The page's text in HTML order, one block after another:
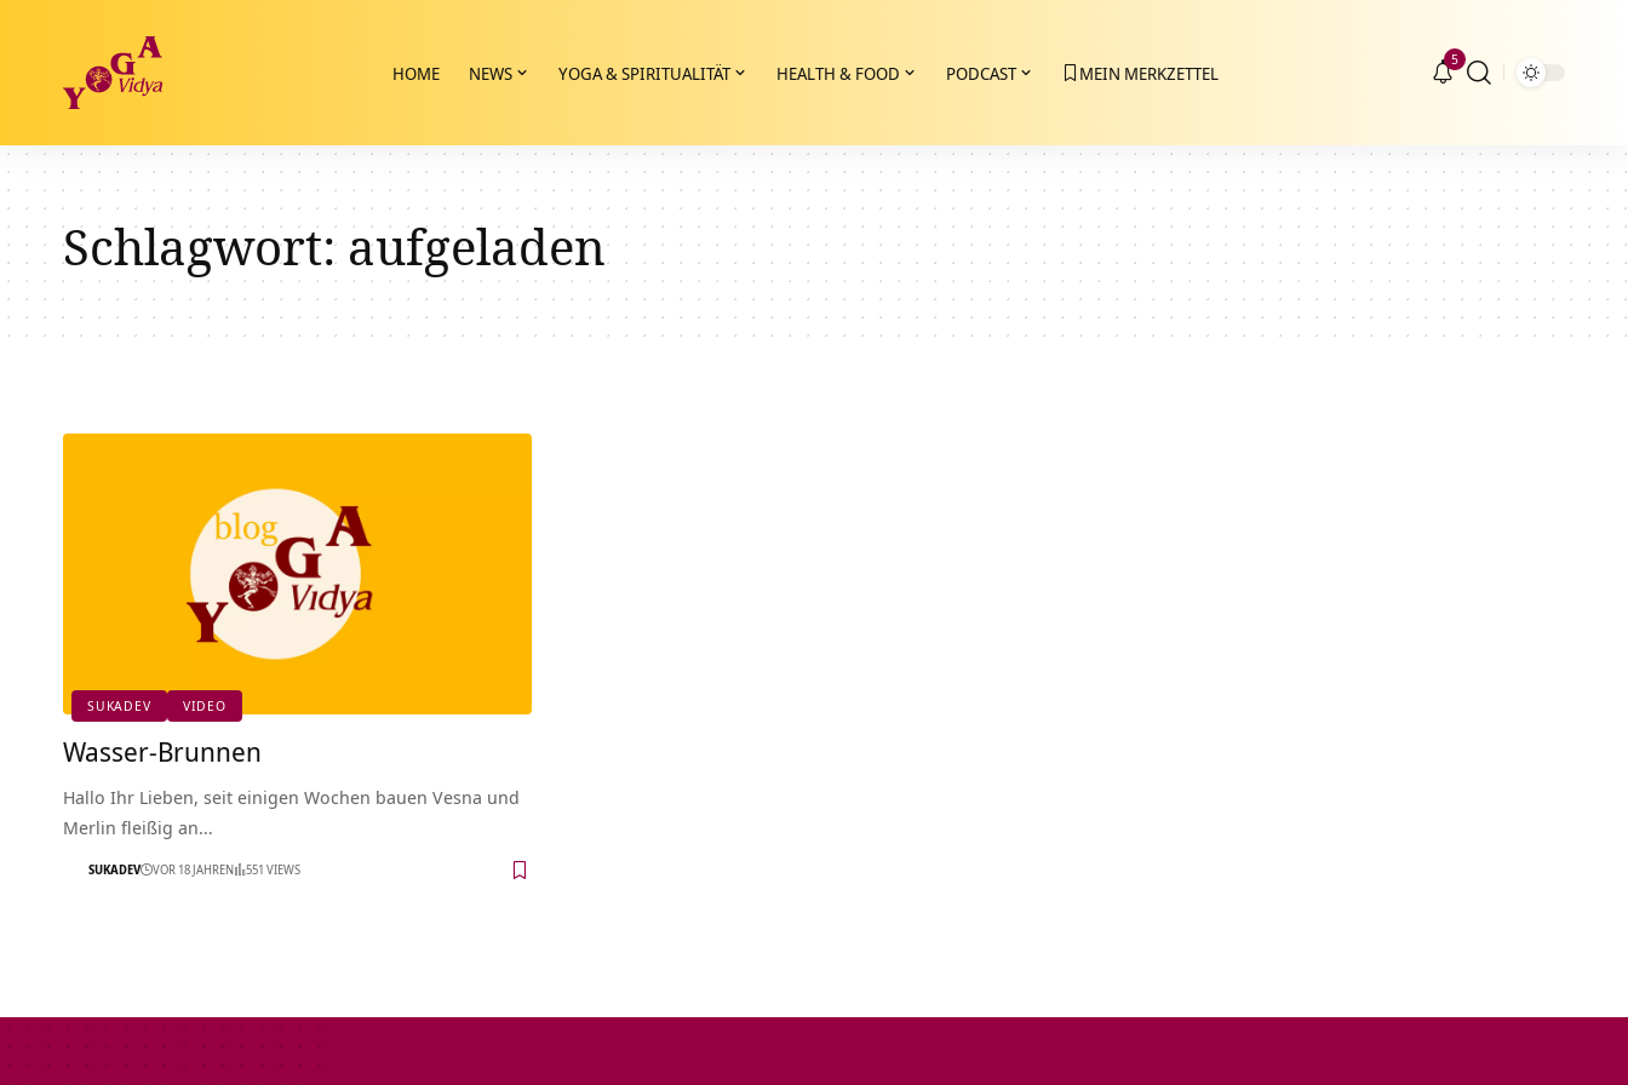
HOME NEWS YOGA & SPIRITUALITÄT HEALTH & FOOD PODCAST MEIN MERKZETTEL
5
Schlagwort: aufgeladen
SUKADEV VIDEO
Wasser-Brunnen
Hallo Ihr Lieben, seit einigen Wochen bauen Vesna und
Merlin fleißig an…
SUKADEV VOR 18 JAHREN 551 VIEWS